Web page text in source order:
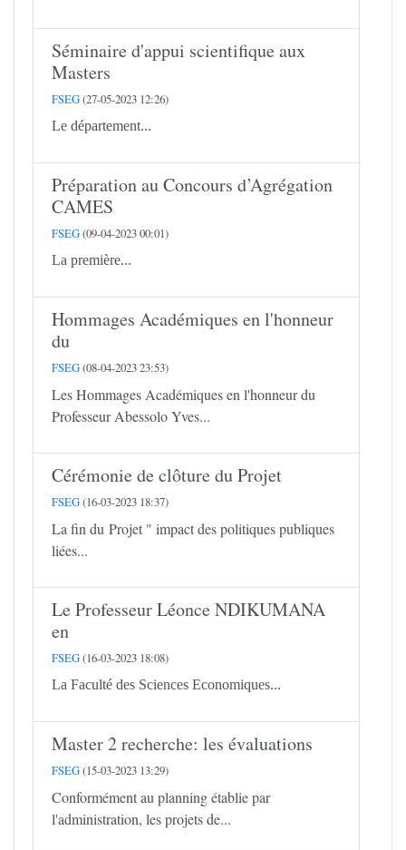
Séminaire d'appui scientifique aux
Masters
FSEG(27-05-2023 12:26)
Le département...
Préparation au Concours d’Agrégation
CAMES
FSEG(09-04-2023 00:01)
La première...
Hommages Académiques en l'honneur
du
FSEG(08-04-2023 23:53)
Les Hommages Académiques en l'honneur du
Professeur Abessolo Yves...
Cérémonie de clôture du Projet
FSEG(16-03-2023 18:37)
La fin du Projet " impact des politiques publiques
liées...
Le Professeur Léonce NDIKUMANA
en
FSEG(16-03-2023 18:08)
La Faculté des Sciences Economiques...
Master 2 recherche: les évaluations
FSEG(15-03-2023 13:29)
Conformément au planning établie par
l'administration, les projets de...